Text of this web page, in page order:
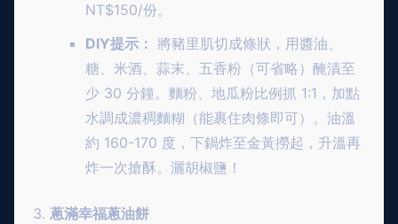
NT$150/份。
DIY提示： 將豬里肌切成條狀，用醬油、
糖、米酒、蒜末、五香粉（可省略）醃漬至
少 30 分鐘。麵粉、地瓜粉比例抓 1:1，加點
水調成濃稠麵糊（能裹住肉條即可）。油溫
約 160-170 度，下鍋炸至金黃撈起，升溫再
炸一次搶酥。灑胡椒鹽！
蔥滿幸福蔥油餅